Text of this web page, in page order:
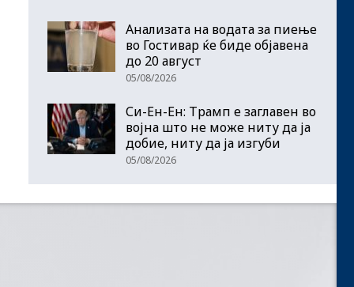
Анализата на водата за пиење
во Гостивар ќе биде објавена
до 20 август
05/08/2026
Си-Ен-Ен: Трамп е заглавен во
војна што не може ниту да ја
добие, ниту да ја изгуби
05/08/2026